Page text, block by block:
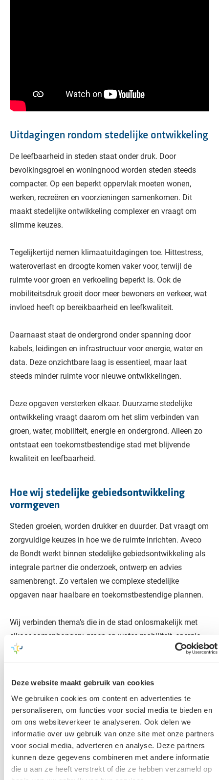
Deze website maakt gebruik van cookies
We gebruiken cookies om content en advertenties te
personaliseren, om functies voor social media te bieden en
om ons websiteverkeer te analyseren. Ook delen we
informatie over uw gebruik van onze site met onze partners
voor social media, adverteren en analyse. Deze partners
kunnen deze gegevens combineren met andere informatie
die u aan ze heeft verstrekt of die ze hebben verzameld op
Uitdagingen rondom stedelijke ontwikkeling
De leefbaarheid in steden staat onder druk. Door
bevolkingsgroei en woningnood worden steden steeds
compacter. Op een beperkt oppervlak moeten wonen,
werken, recreëren en voorzieningen samenkomen. Dit
maakt stedelijke ontwikkeling complexer en vraagt om
slimme keuzes.
Tegelijkertijd nemen klimaatuitdagingen toe. Hittestress,
wateroverlast en droogte komen vaker voor, terwijl de
ruimte voor groen en verkoeling beperkt is. Ook de
mobiliteitsdruk groeit door meer bewoners en verkeer, wat
invloed heeft op bereikbaarheid en leefkwaliteit.
Daarnaast staat de ondergrond onder spanning door
kabels, leidingen en infrastructuur voor energie, water en
data. Deze onzichtbare laag is essentieel, maar laat
steeds minder ruimte voor nieuwe ontwikkelingen.
Deze opgaven versterken elkaar. Duurzame stedelijke
ontwikkeling vraagt daarom om het slim verbinden van
groen, water, mobiliteit, energie en ondergrond. Alleen zo
ontstaat een toekomstbestendige stad met blijvende
kwaliteit en leefbaarheid.
Hoe wij stedelijke gebiedsontwikkeling
vormgeven
Steden groeien, worden drukker en duurder. Dat vraagt om
zorgvuldige keuzes in hoe we de ruimte inrichten. Aveco
de Bondt werkt binnen stedelijke gebiedsontwikkeling als
integrale partner die onderzoek, ontwerp en advies
samenbrengt. Zo vertalen we complexe stedelijke
opgaven naar haalbare en toekomstbestendige plannen.
Wij verbinden thema’s die in de stad onlosmakelijk met
elkaar samenhangen: groen en water, mobiliteit, energie
en de ondergrond. Door deze opgaven in samenhang te
bekijken, ontstaan oplossingen die niet alleen ruimtelijk
Onze aanpak is gericht op duurzame stedelijke
ontwikkeling. We werken scenario’s uit, passen heldere
ontwerpprincipes toe en maken inzichtelijk welke
ruimtelijke mogelijkheden er zijn. Daarbij onderbouwen
we keuzes met kennis van de systemen die de stad laten